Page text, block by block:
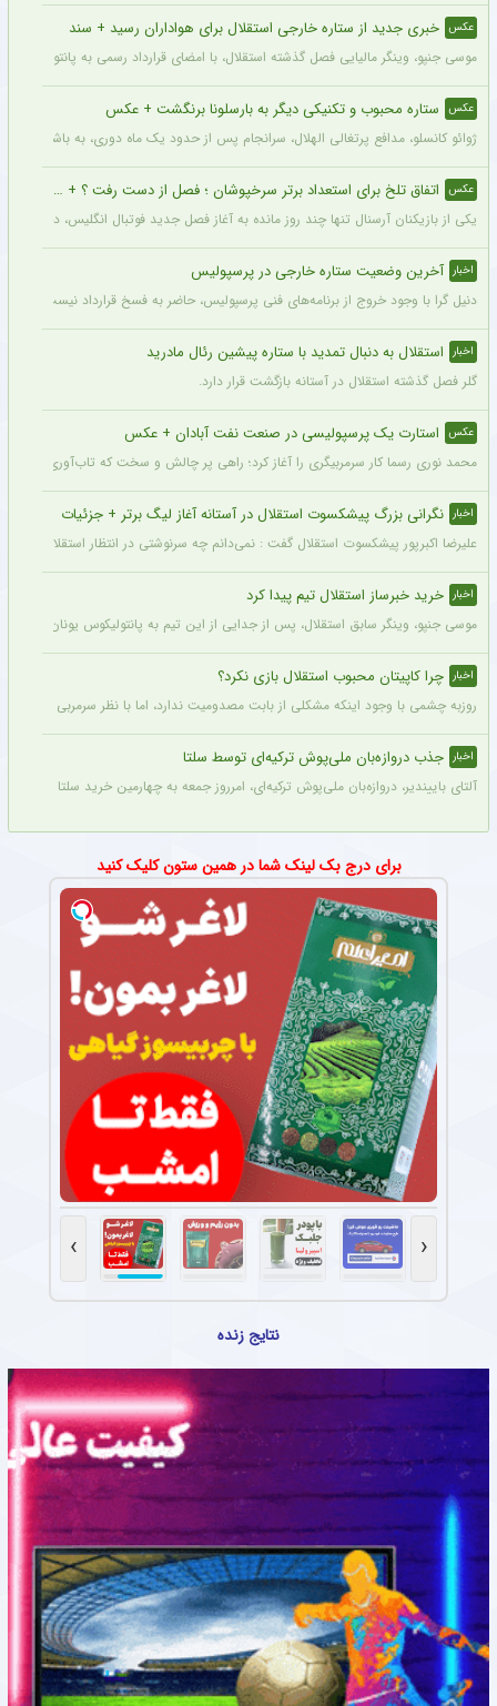
عکس خبری جدید از ستاره خارجی استقلال برای هواداران رسید + سند
موسی جنپو، وینگر مالیایی فصل گذشته استقلال، با امضای قرارداد رسمی به پانتولیکوس
عکس ستاره محبوب و تکنیکی دیگر به بارسلونا برنگشت + عکس
ژوائو کانسلو، مدافع پرتغالی الهلال، سرانجام پس از حدود یک ماه دوری، به باشگاه
عکس اتفاق تلخ برای استعداد برتر سرخپوشان ؛ فصل از دست رفت ؟ + عکس
یکی از بازیکنان آرسنال تنها چند روز مانده به آغاز فصل جدید فوتبال انگلیس، دچار
اخبار آخرین وضعیت ستاره خارجی در پرسپولیس
دنیل گرا با وجود خروج از برنامه‌های فنی پرسپولیس، حاضر به فسخ قرارداد نیست.
اخبار استقلال به دنبال تمدید با ستاره پیشین رئال مادرید
گلر فصل گذشته استقلال در آستانه بازگشت قرار دارد.
عکس استارت یک پرسپولیسی در صنعت نفت آبادان + عکس
محمد نوری رسما کار سرمربیگری را آغاز کرد؛ راهی پر چالش و سخت که تاب‌آوری بالایی
اخبار نگرانی بزرگ پیشکسوت استقلال در آستانه آغاز لیگ برتر + جزئیات
علیرضا اکبرپور پیشکسوت استقلال گفت : نمی‌دانم چه سرنوشتی در انتظار استقلال
اخبار خرید خبرساز استقلال تیم پیدا کرد
موسی جنپو، وینگر سابق استقلال، پس از جدایی از این تیم به پانتولیکوس یونان
اخبار چرا کاپیتان محبوب استقلال بازی نکرد؟
روزبه چشمی با وجود اینکه مشکلی از بابت مصدومیت ندارد، اما با نظر سرمربی استقلال
اخبار جذب دروازه‌بان ملی‌پوش ترکیه‌ای توسط سلتا
آلتای باییندیر، دروازه‌بان ملی‌پوش ترکیه‌ای، امرروز جمعه به چهارمین خرید سلتا برای فصل ۲۷-۲۰۲۶ تبدیل
برای درج بک لینک شما در همین ستون کلیک کنید
‹
›
نتایج زنده